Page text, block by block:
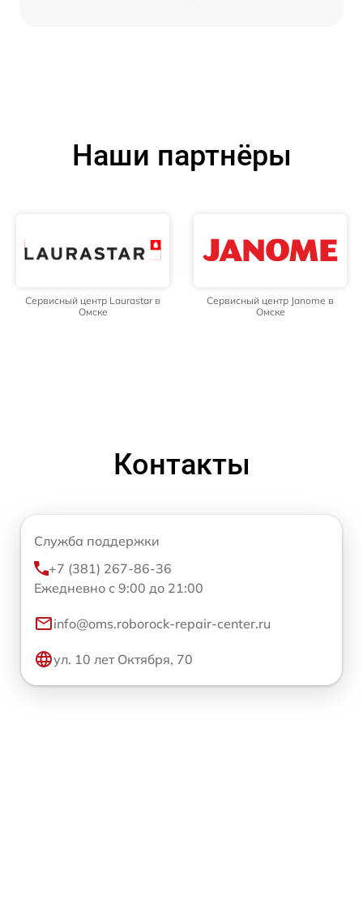
Наши партнёры
Сервисный центр Laurastar в
Омске
Сервисный центр Janome в
Омске
Контакты
Служба поддержки
+7 (381) 267-86-36
Ежедневно с 9:00 до 21:00
info@oms.roborock-repair-center.ru
ул. 10 лет Октября, 70